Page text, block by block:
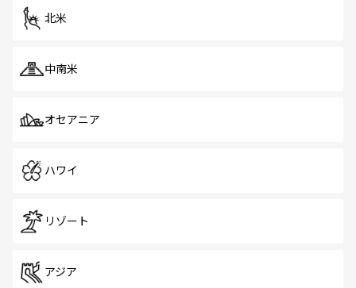
北米
中南米
オセアニア
ハワイ
リゾート
アジア